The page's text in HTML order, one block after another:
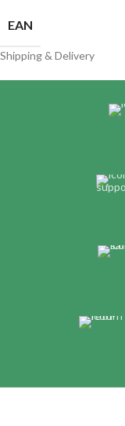
EAN
Shipping & Delivery